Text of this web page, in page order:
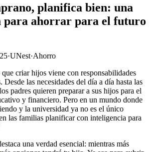
planifica bien: una
para ahorrar para el futuro
·UNest·Ahorro
criar hijos viene con responsabilidades
Desde las necesidades del día a día hasta las
padres quieren preparar a sus hijos para el
y financiero. Pero en un mundo donde
y la universidad ya no es el único
las familias planificar con inteligencia para
una verdad esencial: mientras más